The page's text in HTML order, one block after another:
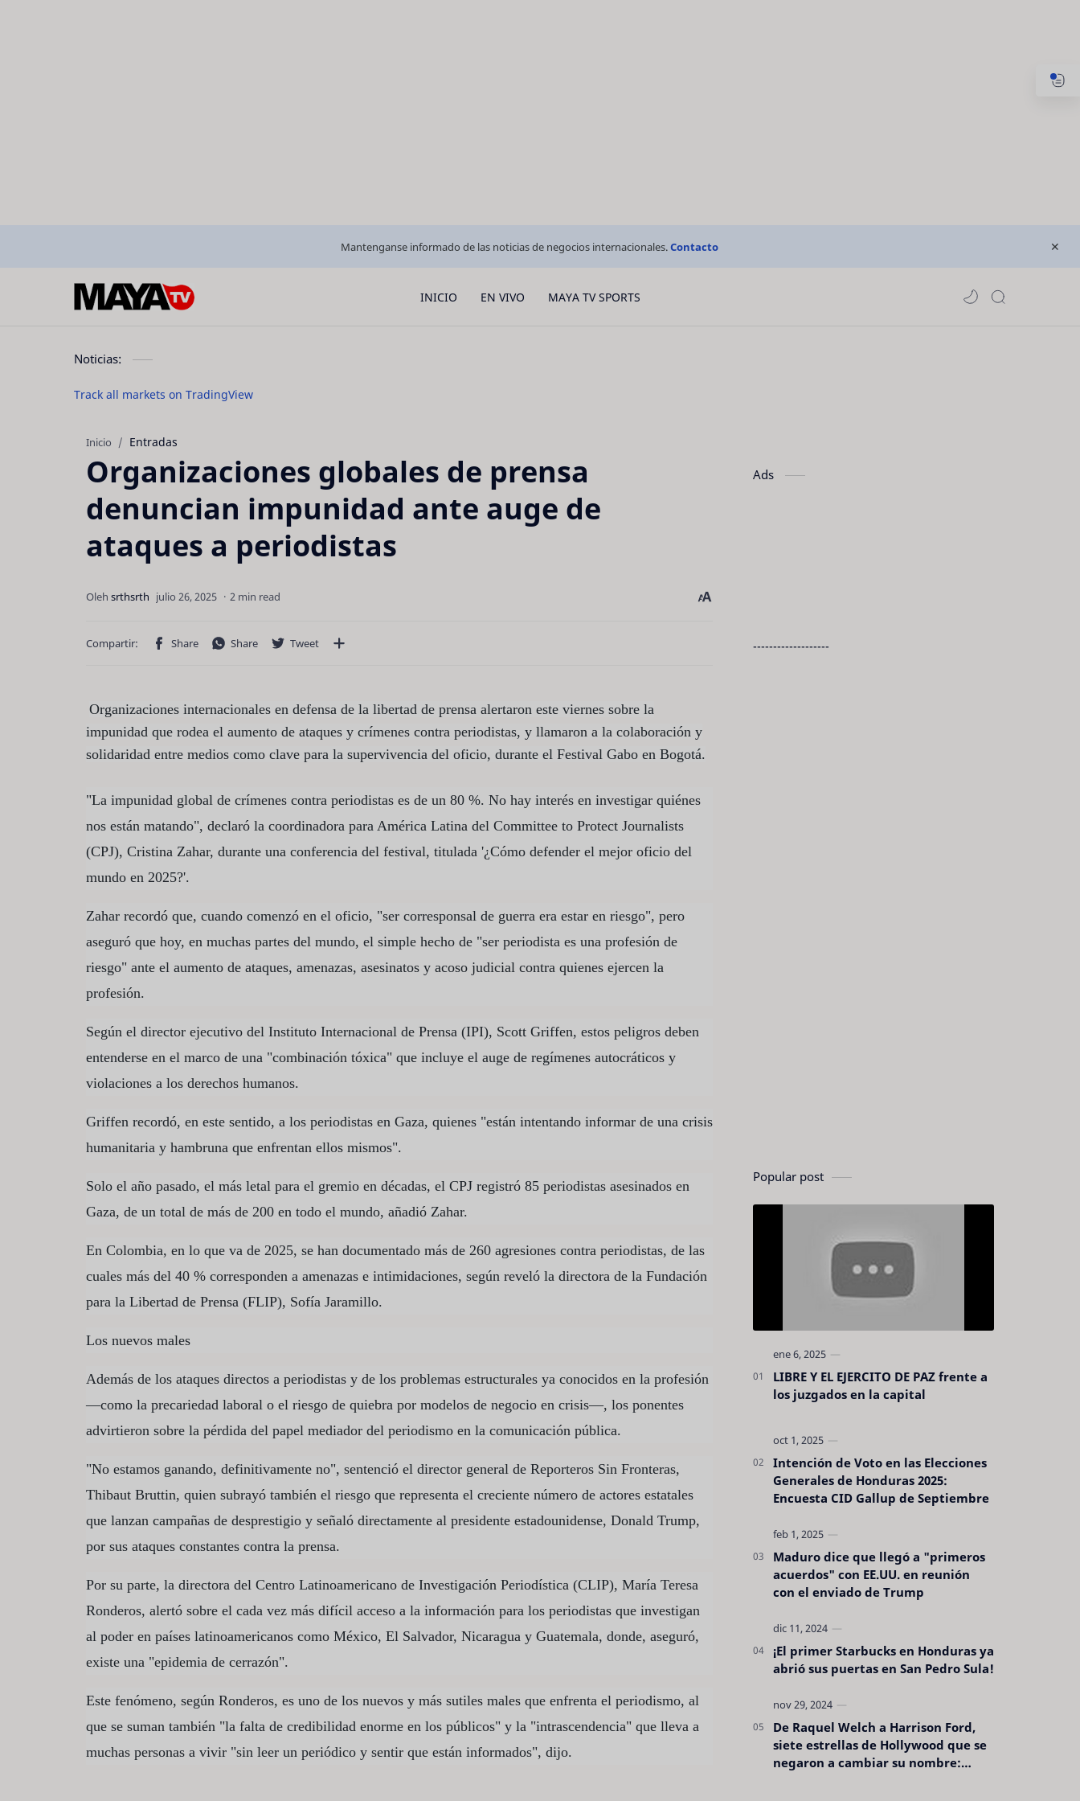
Mantenganse informado de las noticias de negocios internacionales.Contacto
INICIO EN VIVO MAYA TV SPORTS
Noticias:
Track all markets on TradingView
Inicio Entradas
Organizaciones globales de prensa
denuncian impunidad ante auge de
ataques a periodistas
2 min read
Organizaciones internacionales en defensa de la libertad de prensa alertaron este viernes sobre la
impunidad que rodea el aumento de ataques y crímenes contra periodistas, y llamaron a la colaboración y
solidaridad entre medios como clave para la supervivencia del oficio, durante el Festival Gabo en Bogotá.
"La impunidad global de crímenes contra periodistas es de un 80 %. No hay interés en investigar quiénes
nos están matando", declaró la coordinadora para América Latina del Committee to Protect Journalists
(CPJ), Cristina Zahar, durante una conferencia del festival, titulada '¿Cómo defender el mejor oficio del
mundo en 2025?'.
Zahar recordó que, cuando comenzó en el oficio, "ser corresponsal de guerra era estar en riesgo", pero
aseguró que hoy, en muchas partes del mundo, el simple hecho de "ser periodista es una profesión de
riesgo" ante el aumento de ataques, amenazas, asesinatos y acoso judicial contra quienes ejercen la
profesión.
Según el director ejecutivo del Instituto Internacional de Prensa (IPI), Scott Griffen, estos peligros deben
entenderse en el marco de una "combinación tóxica" que incluye el auge de regímenes autocráticos y
violaciones a los derechos humanos.
Griffen recordó, en este sentido, a los periodistas en Gaza, quienes "están intentando informar de una crisis
humanitaria y hambruna que enfrentan ellos mismos".
Solo el año pasado, el más letal para el gremio en décadas, el CPJ registró 85 periodistas asesinados en
Gaza, de un total de más de 200 en todo el mundo, añadió Zahar.
En Colombia, en lo que va de 2025, se han documentado más de 260 agresiones contra periodistas, de las
cuales más del 40 % corresponden a amenazas e intimidaciones, según reveló la directora de la Fundación
para la Libertad de Prensa (FLIP), Sofía Jaramillo.
Los nuevos males
Además de los ataques directos a periodistas y de los problemas estructurales ya conocidos en la profesión
—como la precariedad laboral o el riesgo de quiebra por modelos de negocio en crisis—, los ponentes
advirtieron sobre la pérdida del papel mediador del periodismo en la comunicación pública.
"No estamos ganando, definitivamente no", sentenció el director general de Reporteros Sin Fronteras,
Thibaut Bruttin, quien subrayó también el riesgo que representa el creciente número de actores estatales
que lanzan campañas de desprestigio y señaló directamente al presidente estadounidense, Donald Trump,
por sus ataques constantes contra la prensa.
Por su parte, la directora del Centro Latinoamericano de Investigación Periodística (CLIP), María Teresa
Ronderos, alertó sobre el cada vez más difícil acceso a la información para los periodistas que investigan
al poder en países latinoamericanos como México, El Salvador, Nicaragua y Guatemala, donde, aseguró,
existe una "epidemia de cerrazón".
Este fenómeno, según Ronderos, es uno de los nuevos y más sutiles males que enfrenta el periodismo, al
que se suman también "la falta de credibilidad enorme en los públicos" y la "intrascendencia" que lleva a
muchas personas a vivir "sin leer un periódico y sentir que están informados", dijo.
Ads
-------------------
Popular post
LIBRE Y EL EJERCITO DE PAZ frente a
los juzgados en la capital
Intención de Voto en las Elecciones
Generales de Honduras 2025:
Encuesta CID Gallup de Septiembre
Maduro dice que llegó a "primeros
acuerdos" con EE.UU. en reunión
con el enviado de Trump
¡El primer Starbucks en Honduras ya
abrió sus puertas en San Pedro Sula!
De Raquel Welch a Harrison Ford,
siete estrellas de Hollywood que se
negaron a cambiar su nombre: